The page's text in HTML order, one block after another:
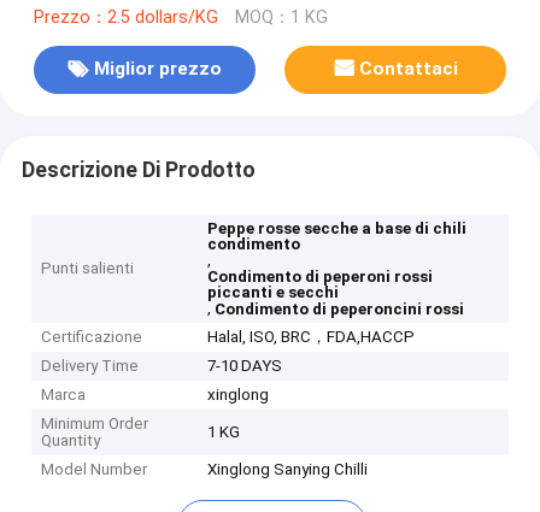
Prezzo：2.5 dollars/KG MOQ：1 KG
Miglior prezzo Contattaci
Descrizione Di Prodotto
Punti salienti
Peppe rosse secche a base di chili
condimento
,
Condimento di peperoni rossi
piccanti e secchi
, Condimento di peperoncini rossi
Certificazione
Halal, ISO, BRC，FDA,HACCP
Delivery Time
7-10 DAYS
Marca
xinglong
Minimum Order
Quantity
1 KG
Model Number Xinglong Sanying Chilli